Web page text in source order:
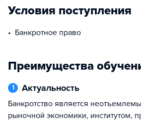
Условия поступления
Банкротное право
Преимущества
1 Актуальность
Банкротство является неотъемлемым институтом
рыночной экономики, институтом,